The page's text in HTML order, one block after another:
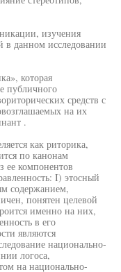
изучения
в данном исследовании
которая
публичного
средств с
на их
.
как риторика,
по канонам
ее компонентов
I) этосный
содержанием,
понятен целевой
именно на них,
в его
являются
национально-
логоса,
на национально-